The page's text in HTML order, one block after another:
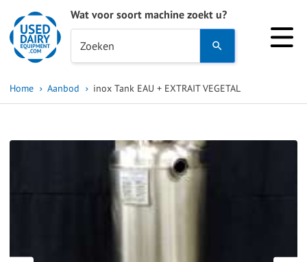
Wat voor soort machine zoekt u?
Zoeken
and
to
select
result.
Home Aanbod inox Tank EAU + EXTRAIT VEGETAL